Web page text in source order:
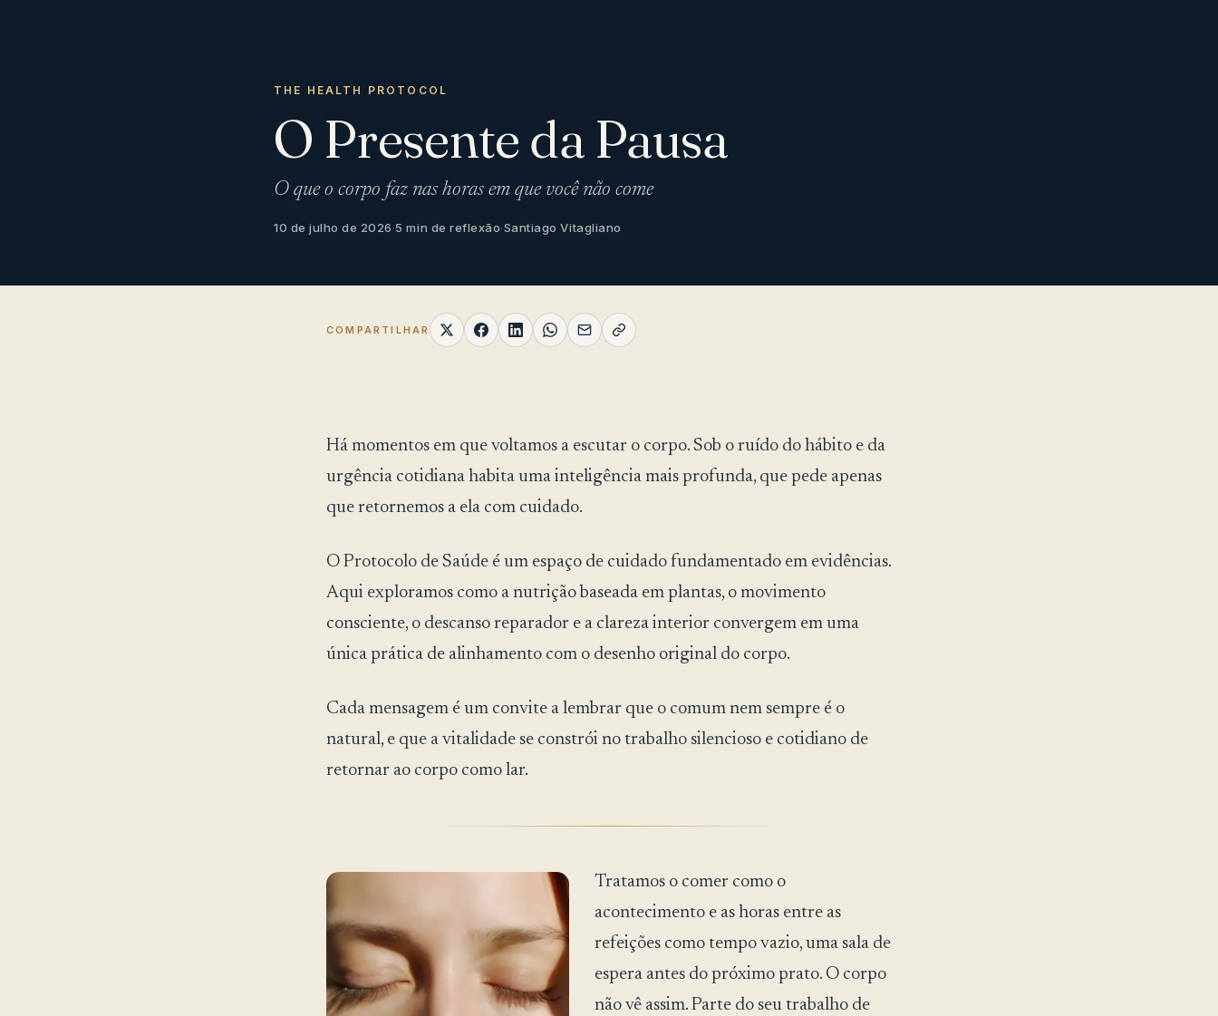
THE HEALTH PROTOCOL
O Presente da Pausa
O que o corpo faz nas horas em que você não come
10 de julho de 2026·5 min de reflexão·Santiago Vitagliano
COMPARTILHAR
Há momentos em que voltamos a escutar o corpo. Sob o ruído do hábito e da
urgência cotidiana habita uma inteligência mais profunda, que pede apenas
que retornemos a ela com cuidado.
O Protocolo de Saúde é um espaço de cuidado fundamentado em evidências.
Aqui exploramos como a nutrição baseada em plantas, o movimento
consciente, o descanso reparador e a clareza interior convergem em uma
única prática de alinhamento com o desenho original do corpo.
Cada mensagem é um convite a lembrar que o comum nem sempre é o
natural, e que a vitalidade se constrói no trabalho silencioso e cotidiano de
retornar ao corpo como lar.
Tratamos o comer como o
acontecimento e as horas entre as
refeições como tempo vazio, uma sala de
espera antes do próximo prato. O corpo
não vê assim. Parte do seu trabalho de